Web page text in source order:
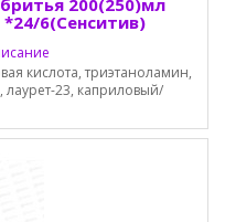
200(250)мл
6(Сенситив)
кислота, триэтаноламин,
лаурет-23, каприловый/